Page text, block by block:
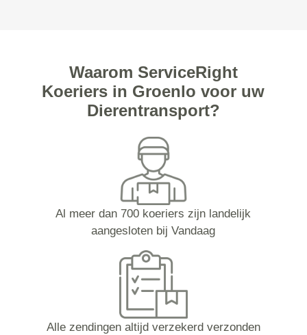
Waarom ServiceRight
Koeriers in Groenlo voor uw
Dierentransport?
Al meer dan 700 koeriers zijn landelijk
aangesloten bij Vandaag
Alle zendingen altijd verzekerd verzonden